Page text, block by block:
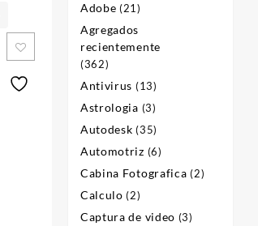
Adobe (21)
Agregados
recientemente
(362)
Antivirus (13)
Astrologia (3)
Autodesk (35)
Automotriz (6)
Cabina Fotografica (2)
Calculo (2)
Captura de video (3)